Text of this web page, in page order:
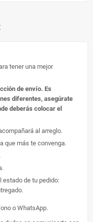
tener una mejor
de envío. Es
diferentes, asegúrate
deberás colocar el
al arreglo.
que más te convenga.
estado de tu pedido:
o WhatsApp.